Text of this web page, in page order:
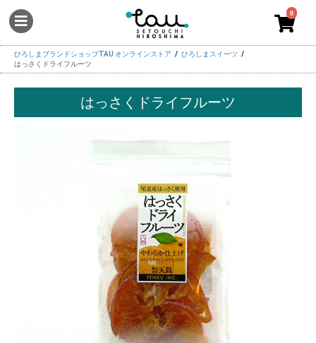
0
ひろしまブランドショップTAU オンラインストア
ひろしまスイーツ
はっさくドライフルーツ
はっさくドライフルーツ